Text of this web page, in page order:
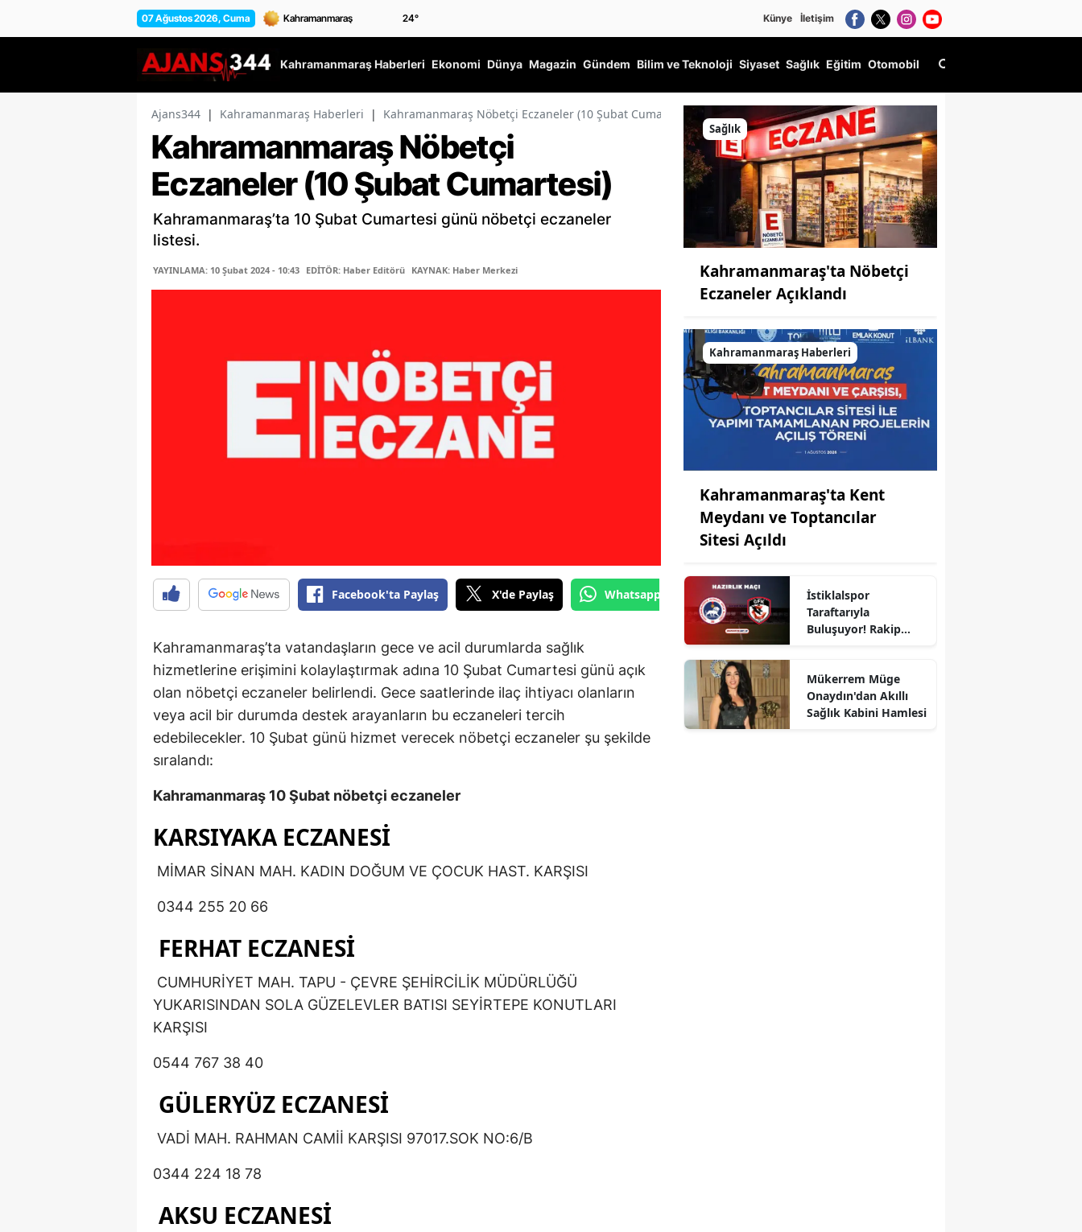
07 Ağustos 2026, Cuma 24° Künye İletişim
Kahramanmaraş Haberleri Ekonomi Dünya Magazin Gündem Bilim ve Teknoloji Siyaset Sağlık Eğitim Otomobil
Ajans344 | Kahramanmaraş Haberleri | Kahramanmaraş Nöbetçi Eczaneler (10 Şubat Cumartesi)
Kahramanmaraş Nöbetçi
Eczaneler (10 Şubat Cumartesi)
Kahramanmaraş’ta 10 Şubat Cumartesi günü nöbetçi eczaneler
listesi.
YAYINLAMA: 10 Şubat 2024 - 10:43 EDİTÖR: Haber Editörü KAYNAK: Haber Merkezi
Facebook'ta Paylaş X'de Paylaş Whatsapp'tan Gönder
Kahramanmaraş’ta vatandaşların gece ve acil durumlarda sağlık
hizmetlerine erişimini kolaylaştırmak adına 10 Şubat Cumartesi günü açık
olan nöbetçi eczaneler belirlendi. Gece saatlerinde ilaç ihtiyacı olanların
veya acil bir durumda destek arayanların bu eczaneleri tercih
edebilecekler. 10 Şubat günü hizmet verecek nöbetçi eczaneler şu şekilde
sıralandı:
Kahramanmaraş 10 Şubat nöbetçi eczaneler
KARSIYAKA ECZANESİ
MİMAR SİNAN MAH. KADIN DOĞUM VE ÇOCUK HAST. KARŞISI
0344 255 20 66
FERHAT ECZANESİ
CUMHURİYET MAH. TAPU - ÇEVRE ŞEHİRCİLİK MÜDÜRLÜĞÜ
YUKARISINDAN SOLA GÜZELEVLER BATISI SEYİRTEPE KONUTLARI
KARŞISI
0544 767 38 40
GÜLERYÜZ ECZANESİ
VADİ MAH. RAHMAN CAMİİ KARŞISI 97017.SOK NO:6/B
0344 224 18 78
AKSU ECZANESİ
Sağlık
Kahramanmaraş'ta Nöbetçi
Eczaneler Açıklandı
Kahramanmaraş Haberleri
Kahramanmaraş'ta Kent
Meydanı ve Toptancılar
Sitesi Açıldı
İstiklalspor
Taraftarıyla
Buluşuyor! Rakip
Mükerrem Müge
Onaydın'dan Akıllı
Sağlık Kabini Hamlesi